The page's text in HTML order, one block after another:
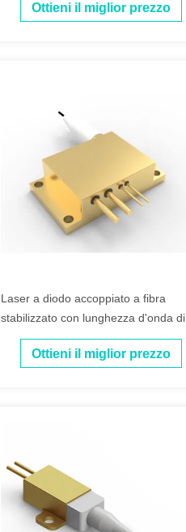
Ottieni il miglior prezzo
Laser a diodo accoppiato a fibra
stabilizzato con lunghezza d'onda di
976 nm e 27 W
Ottieni il miglior prezzo